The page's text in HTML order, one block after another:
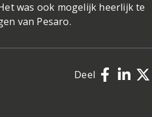
was ook mogelijk heerlijk te
van Pesaro.
Deel